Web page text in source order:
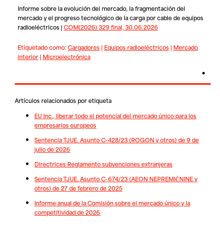
Informe sobre la evolución del mercado, la fragmentación del
mercado y el progreso tecnológico de la carga por cable de equipos
radioeléctricos | COM(2026) 329 final, 30.06.2026
Etiquetado como:Cargadores| Equipos radioeléctricos| Mercado
interior| Microelectrónica
Artículos relacionados por etiqueta
EU Inc., liberar todo el potencial del mercado único para los
empresarios europeos
Sentencia TJUE. Asunto C-428/23 (ROGON y otros) de 9 de
julio de 2026
Directrices Reglamento subvenciones extranjeras
Sentencia TJUE. Asunto C-674/23 (AEON NEPREMIČNINE y
otros) de 27 de febrero de 2025
Informe anual de la Comisión sobre el mercado único y la
competitividad de 2026